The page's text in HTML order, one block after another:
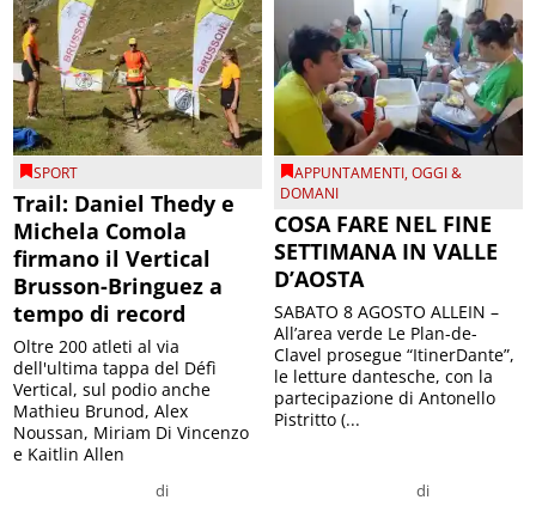
SPORT
Trail: Daniel Thedy e
Michela Comola
firmano il Vertical
Brusson-Bringuez a
tempo di record
di
Oltre 200 atleti al via
dell'ultima tappa del Défì
Vertical, sul podio anche
Mathieu Brunod, Alex
Noussan, Miriam Di Vincenzo
e Kaitlin Allen
APPUNTAMENTI,OGGI &
DOMANI
COSA FARE NEL FINE
SETTIMANA IN VALLE
D’AOSTA
di
SABATO 8 AGOSTO ALLEIN –
All’area verde Le Plan-de-
Clavel prosegue “ItinerDante”,
le letture dantesche, con la
partecipazione di Antonello
Pistritto (...